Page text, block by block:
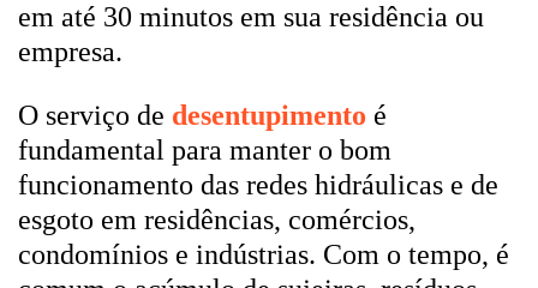
em até 30 minutos em sua residência ou
empresa.
O serviço de desentupimento é
fundamental para manter o bom
funcionamento das redes hidráulicas e de
esgoto em residências, comércios,
condomínios e indústrias. Com o tempo, é